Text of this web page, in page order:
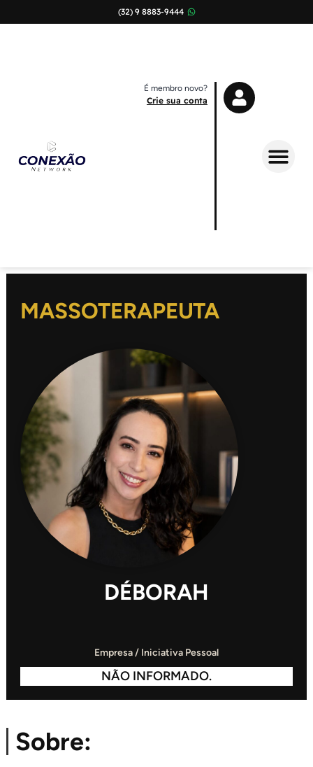
(32) 9 8883-9444
É membro novo?
Crie sua conta
MASSOTERAPEUTA
DÉBORAH
Empresa / Iniciativa Pessoal
NÃO INFORMADO.
Sobre: